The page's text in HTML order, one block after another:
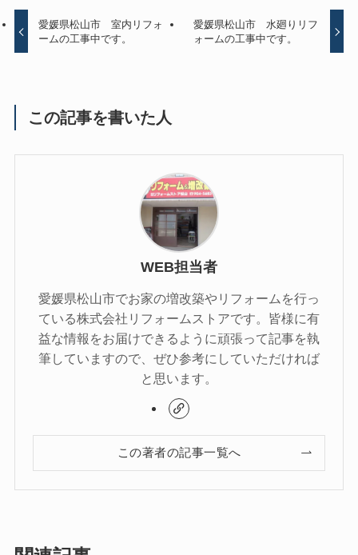
愛媛県松山市 室内リフォ
ームの工事中です。
愛媛県松山市 水廻りリフ
ォームの工事中です。
この記事を書いた人
WEB担当者
愛媛県松山市でお家の増改築やリフォームを行っ
ている株式会社リフォームストアです。皆様に有
益な情報をお届けできるように頑張って記事を執
筆していますので、ぜひ参考にしていただければ
と思います。
この著者の記事一覧へ